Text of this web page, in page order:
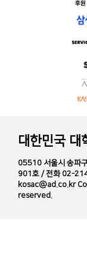
대한민국 대
05510 서울시 송파
901호 / 전화 02-
kosac@ad.co.kr
reserved.